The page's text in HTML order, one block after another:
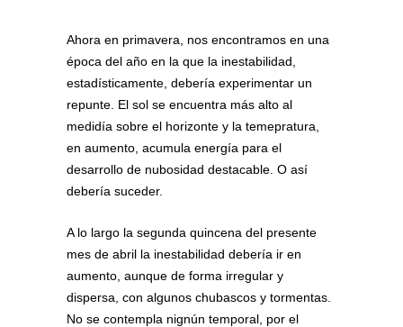
Ahora en primavera, nos encontramos en una
época del año en la que la inestabilidad,
estadísticamente, debería experimentar un
repunte. El sol se encuentra más alto al
medidía sobre el horizonte y la temepratura,
en aumento, acumula energía para el
desarrollo de nubosidad destacable. O así
debería suceder.
A lo largo la segunda quincena del presente
mes de abril la inestabilidad debería ir en
aumento, aunque de forma irregular y
dispersa, con algunos chubascos y tormentas.
No se contempla nignún temporal, por el